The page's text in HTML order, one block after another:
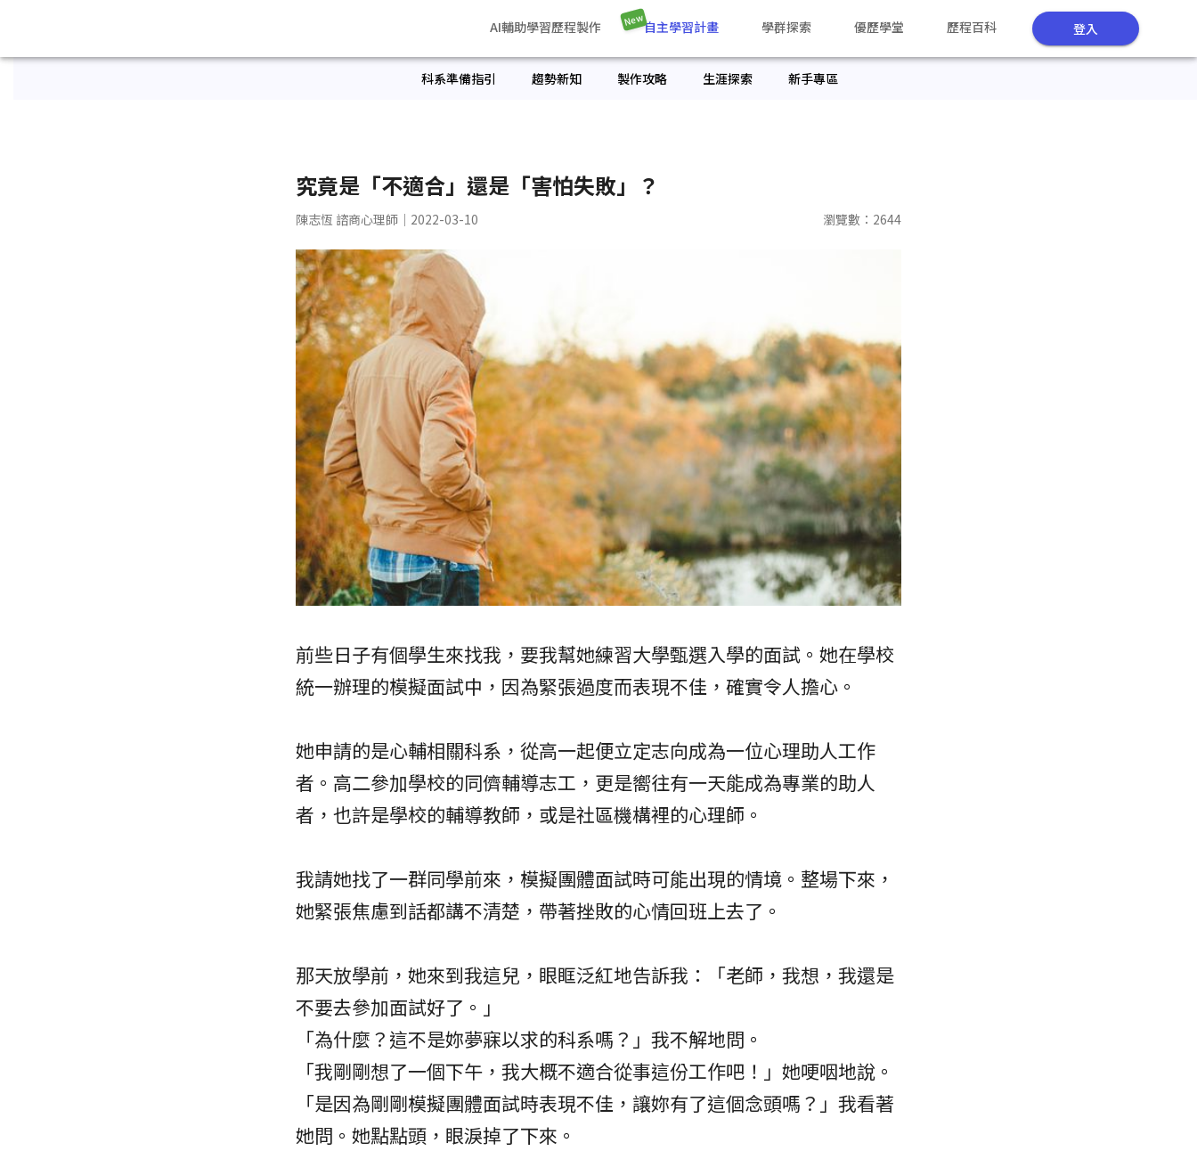
AI輔助學習歷程製作 自主學習計畫
New 學群探索 優歷學堂 歷程百科 登入
科系準備指引 趨勢新知 製作攻略 生涯探索 新手專區
究竟是「不適合」還是「害怕失敗」？
陳志恆 諮商心理師 ｜2022-03-10 瀏覽數： 2644
前些日子有個學生來找我，要我幫她練習大學甄選入學的面試。她在學校
統一辦理的模擬面試中，因為緊張過度而表現不佳，確實令人擔心。
她申請的是心輔相關科系，從高一起便立定志向成為一位心理助人工作
者。高二參加學校的同儕輔導志工，更是嚮往有一天能成為專業的助人
者，也許是學校的輔導教師，或是社區機構裡的心理師。
我請她找了一群同學前來，模擬團體面試時可能出現的情境。整場下來，
她緊張焦慮到話都講不清楚，帶著挫敗的心情回班上去了。
那天放學前，她來到我這兒，眼眶泛紅地告訴我：「老師，我想，我還是
不要去參加面試好了。」
「為什麼？這不是妳夢寐以求的科系嗎？」我不解地問。
「我剛剛想了一個下午，我大概不適合從事這份工作吧！」她哽咽地說。
「是因為剛剛模擬團體面試時表現不佳，讓妳有了這個念頭嗎？」我看著
她問。她點點頭，眼淚掉了下來。